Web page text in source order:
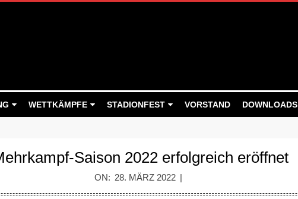
WETTKÄMPFE STADIONFEST VORSTAND DOWNLOADS
Saison 2022 erfolgreich eröffnet
ON: 28. MÄRZ 2022